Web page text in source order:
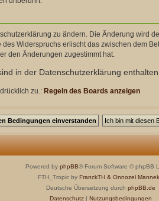
zu ändern. Die Änderung wird
Widerspruchs erlischt das zwischen dem
den Änderungen zugestimmt hat.
in der Datenschutzerklärung enthalten.
zu.: Regeln des Boards anzeigen
Powered by phpBB® Forum Software © phpBB
FTH_Tropic by FranckTH & Onnozel
Deutsche Übersetzung durch phpBB.de
Datenschutz| Nutzungsbedingungen